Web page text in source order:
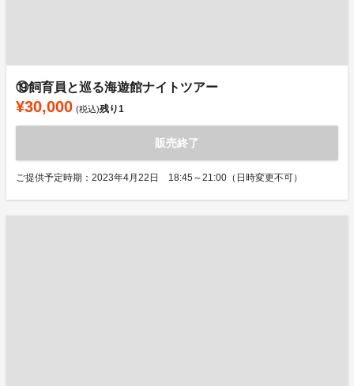
⑲飼育員と巡る海遊館ナイトツアー
¥30,000 (税込)残り1
販売終了
ご提供予定時期：2023年4月22日 18:45～21:00（日時変更不可）